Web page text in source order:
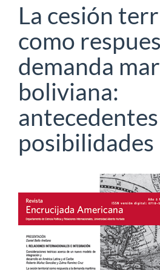
La cesión
como
demanda
boliviana:
posibilidades
lateral
del
artículo